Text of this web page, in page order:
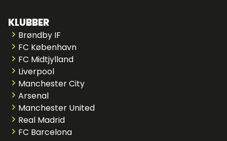
KLUBBER
Brøndby IF
FC København
FC Midtjylland
Liverpool
Manchester City
Arsenal
Manchester United
Real Madrid
FC Barcelona